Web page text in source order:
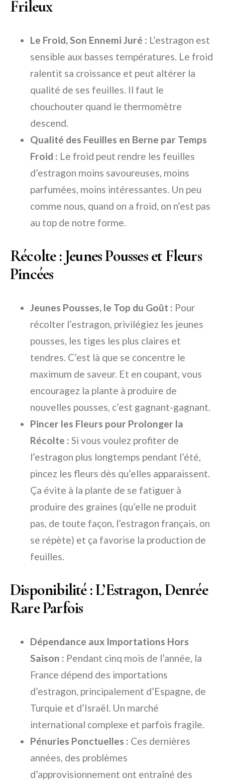
Frileux
Le Froid, Son Ennemi Juré : L’estragon est
sensible aux basses températures. Le froid
ralentit sa croissance et peut altérer la
qualité de ses feuilles. Il faut le
chouchouter quand le thermomètre
descend.
Qualité des Feuilles en Berne par Temps
Froid : Le froid peut rendre les feuilles
d’estragon moins savoureuses, moins
parfumées, moins intéressantes. Un peu
comme nous, quand on a froid, on n’est pas
au top de notre forme.
Récolte : Jeunes Pousses et Fleurs
Pincées
Jeunes Pousses, le Top du Goût : Pour
récolter l’estragon, privilégiez les jeunes
pousses, les tiges les plus claires et
tendres. C’est là que se concentre le
maximum de saveur. Et en coupant, vous
encouragez la plante à produire de
nouvelles pousses, c’est gagnant-gagnant.
Pincer les Fleurs pour Prolonger la
Récolte : Si vous voulez profiter de
l’estragon plus longtemps pendant l’été,
pincez les fleurs dès qu’elles apparaissent.
Ça évite à la plante de se fatiguer à
produire des graines (qu’elle ne produit
pas, de toute façon, l’estragon français, on
se répète) et ça favorise la production de
feuilles.
Disponibilité : L’Estragon, Denrée
Rare Parfois
Dépendance aux Importations Hors
Saison : Pendant cinq mois de l’année, la
France dépend des importations
d’estragon, principalement d’Espagne, de
Turquie et d’Israël. Un marché
international complexe et parfois fragile.
Pénuries Ponctuelles : Ces dernières
années, des problèmes
d’approvisionnement ont entraîné des